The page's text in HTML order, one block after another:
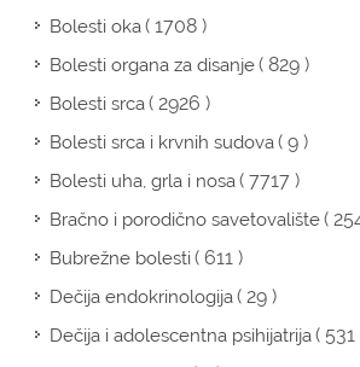
Bolesti oka( 1708 )
Bolesti organa za disanje( 829 )
Bolesti srca( 2926 )
Bolesti srca i krvnih sudova( 9 )
Bolesti uha, grla i nosa( 7717 )
Bračno i porodično savetovalište(
Bubrežne bolesti( 611 )
Dečija endokrinologija( 29 )
Dečija i adolescentna psihijatrija( 531